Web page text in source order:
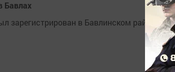
Бавлах
зарегистрирован в Бавлинском районе.